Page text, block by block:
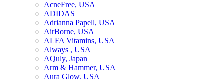
AcneFree, USA
ADIDAS
Adrianna Papell, USA
AirBorne, USA
ALFA Vitamins, USA
Always , USA
AQuly, Japan
Arm & Hammer, USA
Aura Glow, USA